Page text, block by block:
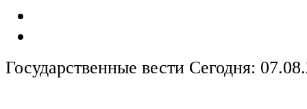
Государственные вести Сегодня: